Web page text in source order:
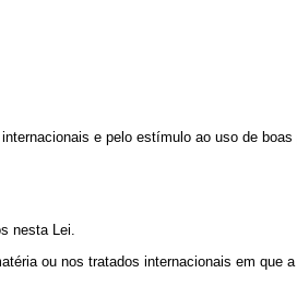
e pelo estímulo ao uso de boas
nesta Lei.
ou nos tratados internacionais em que